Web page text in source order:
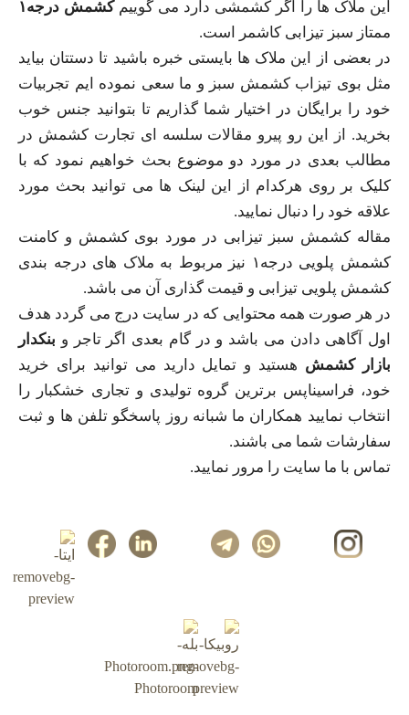
این ملاک ها را اگر کشمشی دارد می گوییمکشمش درجه۱
ممتاز سبز تیزابی کاشمر است.
در بعضی از این ملاک ها بایستی خبره باشید تا دستتان بیاید
مثل بوی تیزاب کشمش سبز و ما سعی نموده ایم تجربیات
خود را برایگان در اختیار شما گذاریم تا بتوانید جنس خوب
بخرید. از این رو پیرو مقالات سلسه ای تجارت کشمش در
مطالب بعدی در مورد دو موضوع بحث خواهیم نمود که با
کلیک بر روی هرکدام از این لینک ها می توانید بحث مورد
علاقه خود را دنبال نمایید.
مقاله کشمش سبز تیزابی در مورد بوی کشمش و کامنت
کشمش پلویی درجه۱ نیز مربوط به ملاک های درجه بندی
کشمش پلویی تیزابی و قیمت گذاری آن می باشد.
در هر صورت همه محتوایی که در سایت درج می گردد هدف
اول آگاهی دادن می باشد و در گام بعدی اگر تاجر و بنکدار
بازار کشمش هستید و تمایل دارید می توانید برای خرید
خود، فراسیناپس برترین گروه تولیدی و تجاری خشکبار را
انتخاب نمایید همکاران ما شبانه روز پاسخگو تلفن ها و ثبت
سفارشات شما می باشند.
تماس با ما سایت را مرور نمایید.